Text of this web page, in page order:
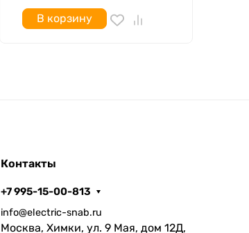
В корзину
Контакты
+7 995-15-00-813
info@electric-snab.ru
Москва, Химки, ул. 9 Мая, дом 12Д,